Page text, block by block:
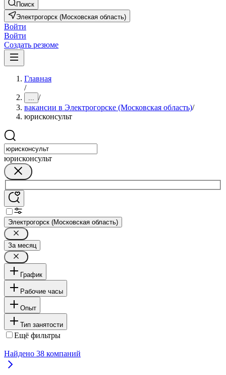
Поиск
Электрогорск (Московская область)
Войти
Войти
Создать резюме
Главная
/
... /
вакансии в Электрогорске (Московская область)/
юрисконсульт
юрисконсульт
Электрогорск (Московская область)
За месяц
График
Рабочие часы
Опыт
Тип занятости
Ещё фильтры
Найдено 38 компаний